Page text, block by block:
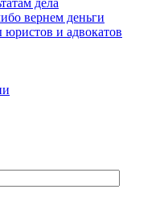
дела
вернем деньги
и адвокатов